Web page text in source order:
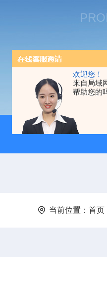
欢迎您！
来自局域
帮助您的
当前位置： 首页